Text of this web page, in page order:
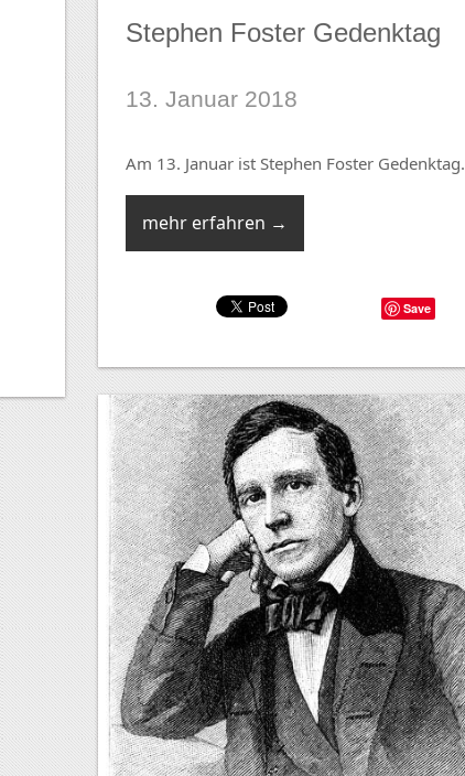
Stephen Foster Gedenktag
13. Januar 2018
Am 13. Januar ist Stephen Foster Gedenktag.
mehr erfahren →
Save